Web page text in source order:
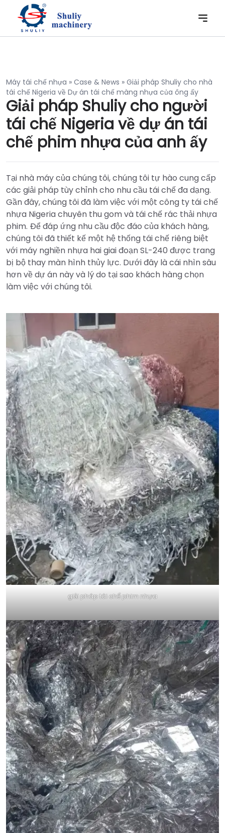
Máy tái chế nhựa » Case & News » Giải pháp Shuliy cho nhà
tái chế Nigeria về Dự án tái chế màng nhựa của ông ấy
Giải pháp Shuliy cho người
tái chế Nigeria về dự án tái
chế phim nhựa của anh ấy
Tại nhà máy của chúng tôi, chúng tôi tự hào cung cấp
các giải pháp tùy chỉnh cho nhu cầu tái chế đa dạng.
Gần đây, chúng tôi đã làm việc với một công ty tái chế
nhựa Nigeria chuyên thu gom và tái chế rác thải nhựa
phim. Để đáp ứng nhu cầu độc đáo của khách hàng,
chúng tôi đã thiết kế một hệ thống tái chế riêng biệt
với máy nghiền nhựa hai giai đoạn SL-240 được trang
bị bộ thay màn hình thủy lực. Dưới đây là cái nhìn sâu
hơn về dự án này và lý do tại sao khách hàng chọn
làm việc với chúng tôi.
giải pháp tái chế phim nhựa